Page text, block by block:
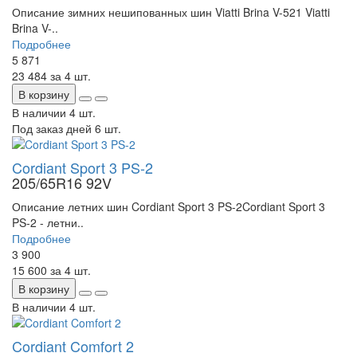
Описание зимних нешипованных шин Viatti Brina V-521 Viatti
Brina V-..
Подробнее
5 871
23 484 за 4 шт.
В корзину
В наличии 4 шт.
Под заказ дней 6 шт.
Cordiant Sport 3 PS-2
205/65R16 92V
Описание летних шин Cordiant Sport 3 PS-2Cordiant Sport 3
PS-2 - летни..
Подробнее
3 900
15 600 за 4 шт.
В корзину
В наличии 4 шт.
Cordiant Comfort 2